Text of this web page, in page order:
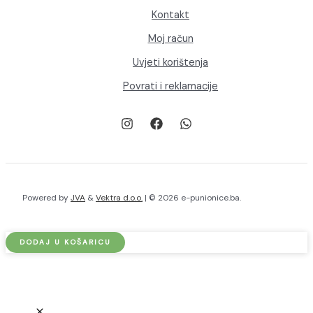
Kontakt
Moj račun
Uvjeti korištenja
Povrati i reklamacije
Powered byJVA &Vektra d.o.o. | © 2026 e-punionice.ba.
dé
DODAJ U KOŠARICU